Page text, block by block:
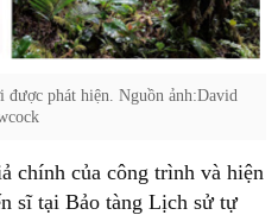
phát hiện. Nguồn ảnh:David
chính của công trình và hiện
sĩ tại Bảo tàng Lịch sử tự